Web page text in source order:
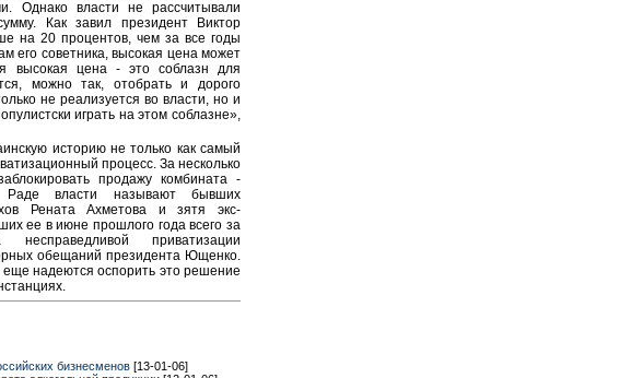
Однако власти не рассчитывали
Как завил президент Виктор
на 20 процентов, чем за все годы
его советника, высокая цена может
высокая цена - это соблазн для
можно так, отобрать и дорого
не реализуется во власти, но и
играть на этом соблазне»,
историю не только как самый
процесс. За несколько
продажу комбината -
власти называют бывших
Рената Ахметова и зятя экс-
ее в июне прошлого года всего за
приватизации
обещаний президента Ющенко.
надеются оспорить это решение
бизнесменов [13-01-06]